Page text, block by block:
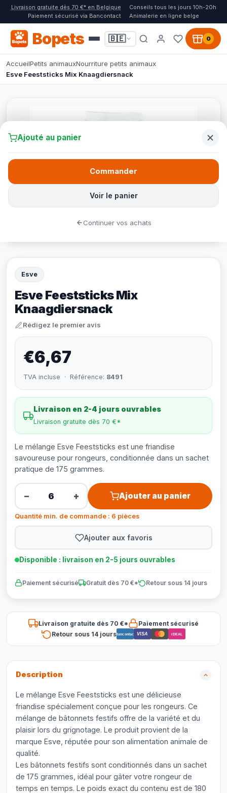
Livraison gratuite dès 70 €* en Belgique
Conseils tous les jours 10h-20h
Paiement sécurisé via Bancontact
Animalerie en ligne belge
Bopets 🇧🇪 0
AccueilPetits animauxNourriture petits animaux
Esve Feeststicks Mix Knaagdiersnack
Esve
Esve Feeststicks Mix
Knaagdiersnack
Rédigez le premier avis
€6,67
TVA incluse · Référence: 8491
Livraison en 2-4 jours ouvrables
Livraison gratuite dès 70 €*
Le mélange Esve Feeststicks est une friandise
savoureuse pour rongeurs, conditionnée dans un sachet
pratique de 175 grammes.
− + Ajouter au panier
Quantité min. de commande : 6 pièces
Ajouter aux favoris
Disponible : livraison en 2-5 jours ouvrables
Paiement sécurisé Gratuit dès 70 €* Retour sous 14 jours
Livraison gratuite dès 70 €*
Paiement sécurisé
Retour sous 14 joursBancontact VISA iDEAL
Description
Le mélange Esve Feeststicks est une délicieuse
friandise spécialement conçue pour les rongeurs. Ce
mélange de bâtonnets festifs offre de la variété et du
plaisir lors du grignotage. Le produit provient de la
marque Esve, réputée pour son alimentation animale de
qualité.
Les bâtonnets festifs sont conditionnés dans un sachet
de 175 grammes, idéal pour gâter votre rongeur de
temps en temps. Le poids exact du contenu est de 180
Ajouté au panier
Voir le panier
Commander
Continuer vos achats